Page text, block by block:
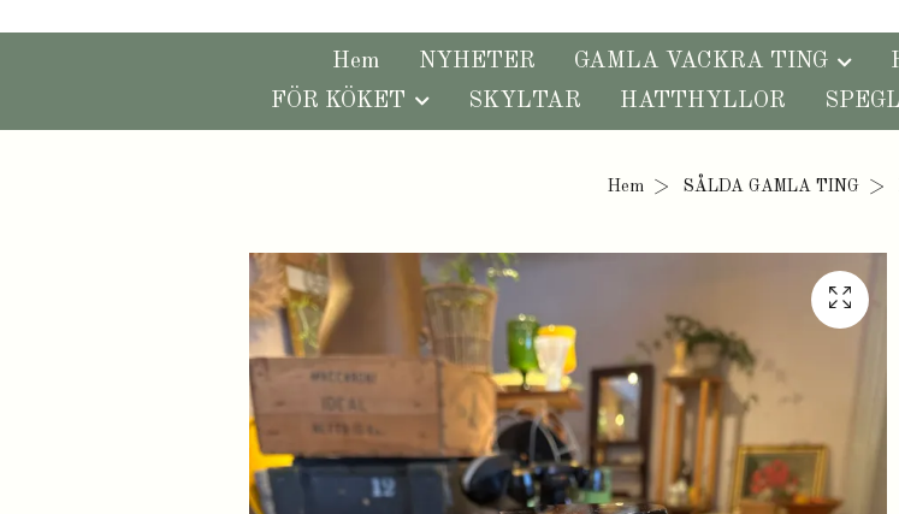
Hem NYHETER GAMLA VACKRA TING
FÖR KÖKET
SKYLTAR HATTHYLLOR
Hem SÅLDA GAMLA TING